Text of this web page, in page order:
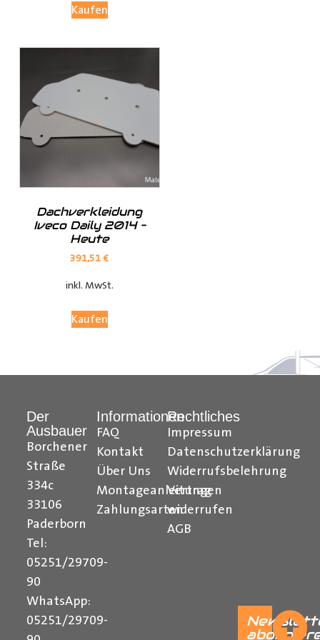
Design, seinem integrierten Schloss und seiner
vielseitigen Anwendung ist es die ultimative Lösung für
den Transport von Kupferrohren, Kunststoffrohren,
Leitungen, Holzlatten und vielem mehr auf dem Dach
Ihres Transporters.
Kontaktieren Sie uns per E-Mail unter shop@der-
auch auf unserem YouTube Kanal einfach und
Ihr Team von Der Ausbauer
Kaufen
Dachverkleidung
Iveco Daily 2014 –
Heute
391,51€
inkl. MwSt.
Kaufen
Der
Ausbauer
Borchener
Straße
334c
33106
Paderborn
Tel:
05251/29709-
90
WhatsApp:
05251/29709-
Informationen
FAQ
Kontakt
Über Uns
Montageanleitungen
Zahlungsarten
Rechtliches
Impressum
Datenschutzerklärung
Widerrufsbelehrung
Vertrag
widerrufen
AGB